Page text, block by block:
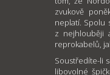
zvukově
neplatí. Spolu
z nejhlouběji
reprokabelů,
Soustředíte-li
libovolné